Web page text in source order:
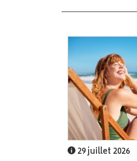
29 juillet 2026